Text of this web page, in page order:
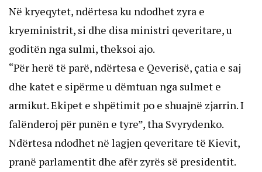
Në kryeqytet, ndërtesa ku ndodhet zyra e
kryeministrit, si dhe disa ministri qeveritare, u
goditën nga sulmi, theksoi ajo.
“Për herë të parë, ndërtesa e Qeverisë, çatia e saj
dhe katet e sipërme u dëmtuan nga sulmet e
armikut. Ekipet e shpëtimit po e shuajnë zjarrin. I
falënderoj për punën e tyre”, tha Svyrydenko.
Ndërtesa ndodhet në lagjen qeveritare të Kievit,
pranë parlamentit dhe afër zyrës së presidentit.